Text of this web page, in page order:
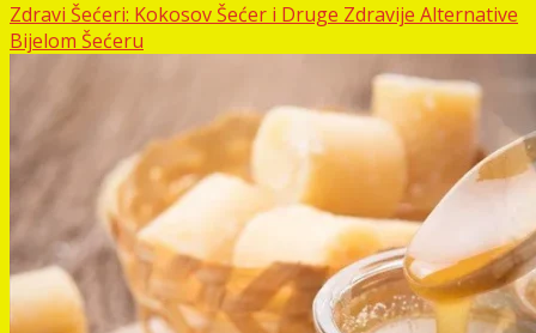
Zdravi Šećeri: Kokosov Šećer i Druge Zdravije Alternative
Bijelom Šećeru